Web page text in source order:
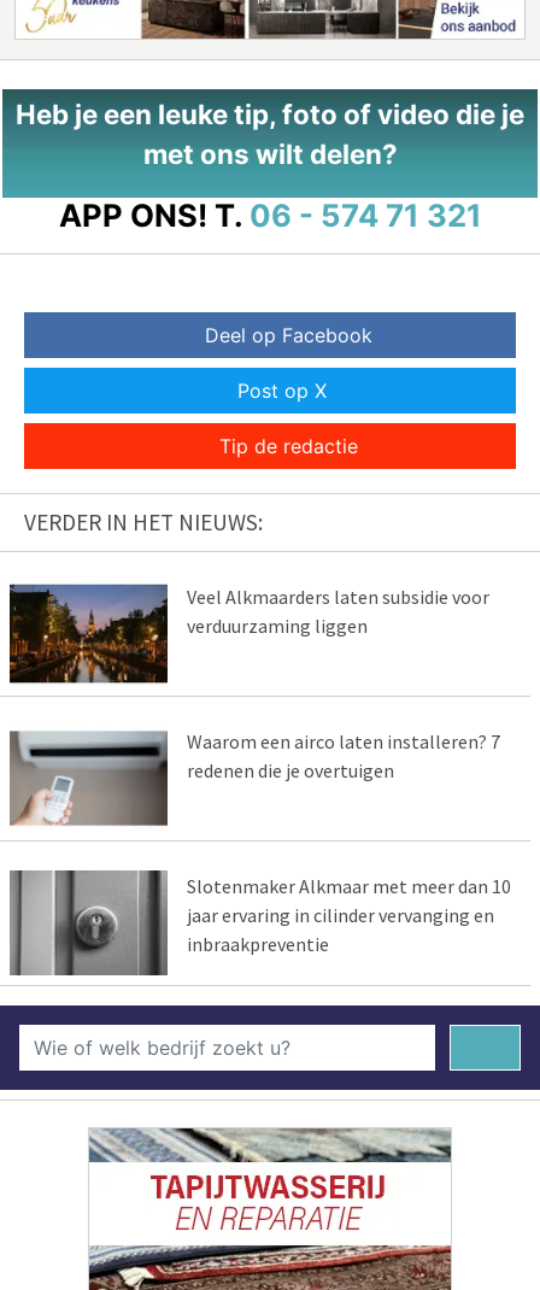
Heb je een leuke tip, foto of video die je
met ons wilt delen?
APP ONS! T. 06 - 574 71 321
Deel op Facebook
Post op X
Tip de redactie
VERDER IN HET NIEUWS:
Veel Alkmaarders laten subsidie voor
verduurzaming liggen
Waarom een airco laten installeren? 7
redenen die je overtuigen
Slotenmaker Alkmaar met meer dan 10
jaar ervaring in cilinder vervanging en
inbraakpreventie